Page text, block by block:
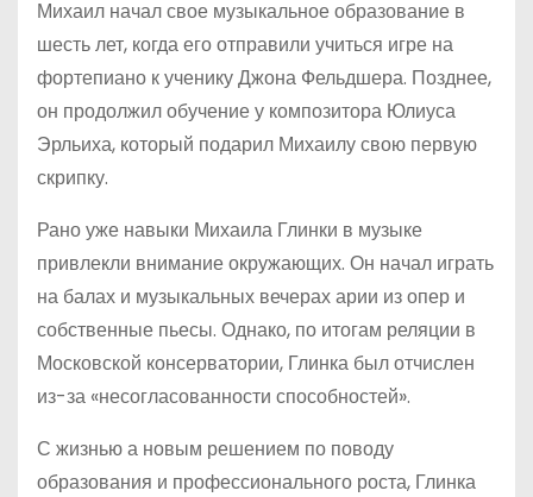
Михаил начал свое музыкальное образование в
шесть лет, когда его отправили учиться игре на
фортепиано к ученику Джона Фельдшера. Позднее,
он продолжил обучение у композитора Юлиуса
Эрльиха, который подарил Михаилу свою первую
скрипку.
Рано уже навыки Михаила Глинки в музыке
привлекли внимание окружающих. Он начал играть
на балах и музыкальных вечерах арии из опер и
собственные пьесы. Однако, по итогам реляции в
Московской консерватории, Глинка был отчислен
из-за «несогласованности способностей».
С жизнью а новым решением по поводу
образования и профессионального роста, Глинка